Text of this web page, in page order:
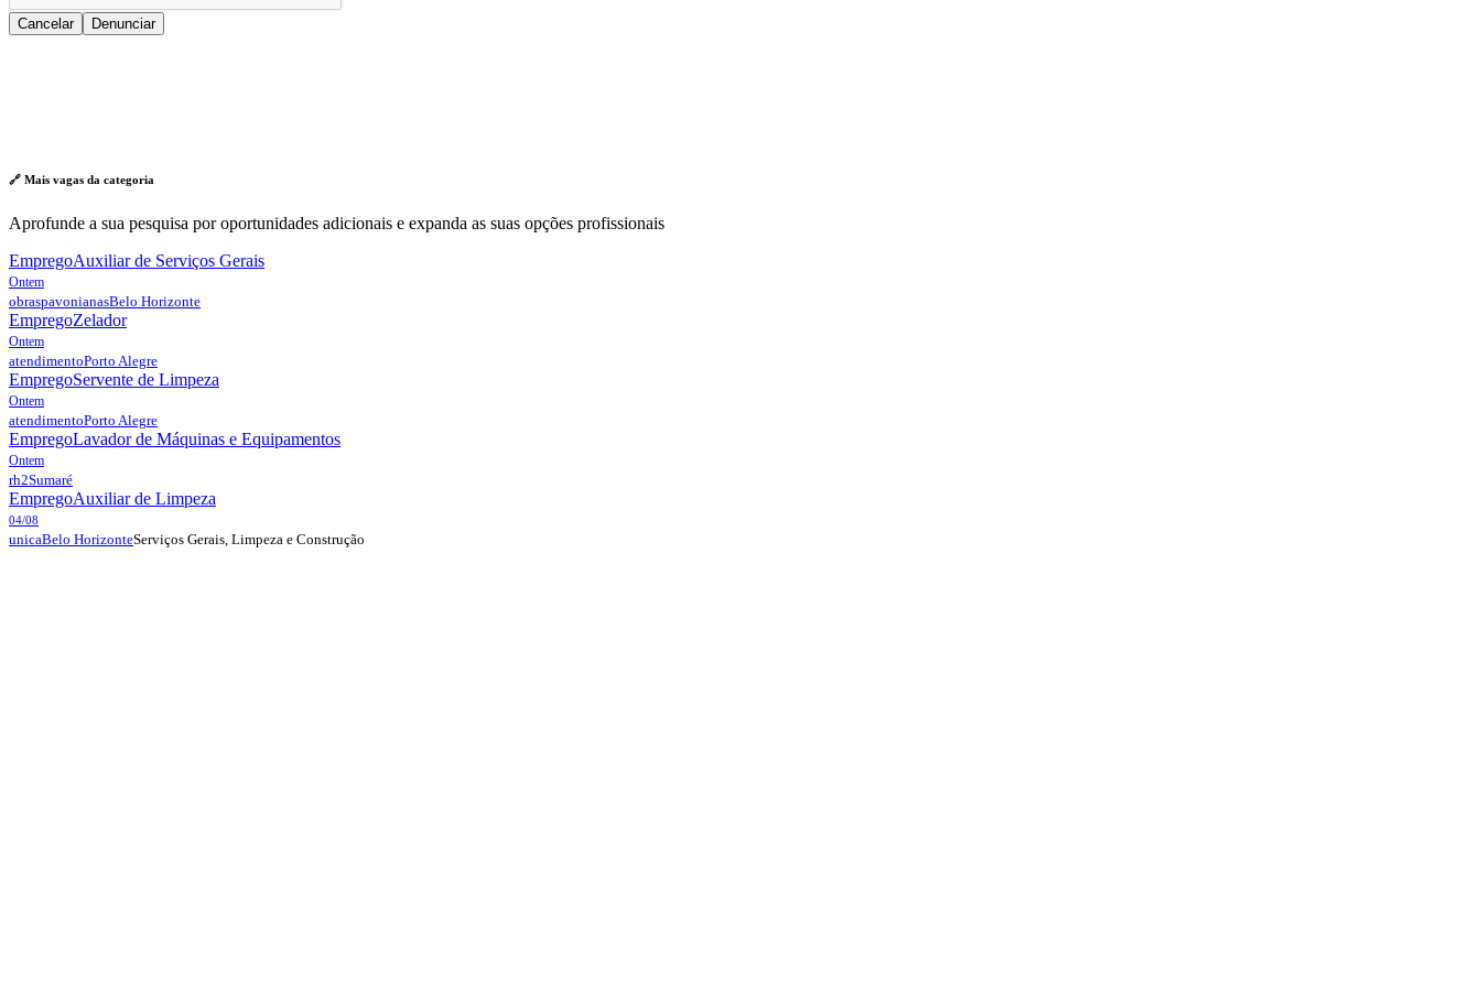
Cancelar Denunciar
🔗 Mais vagas da categoria
Aprofunde a sua pesquisa por oportunidades adicionais e expanda as suas opções profissionais
EmpregoAuxiliar de Serviços Gerais
Ontem
obraspavonianasBelo Horizonte
EmpregoZelador
Ontem
atendimentoPorto Alegre
EmpregoServente de Limpeza
Ontem
atendimentoPorto Alegre
EmpregoLavador de Máquinas e Equipamentos
Ontem
rh2Sumaré
EmpregoAuxiliar de Limpeza
04/08
unicaBelo HorizonteServiços Gerais, Limpeza e Construção